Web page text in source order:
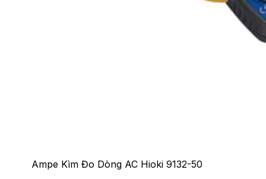
Ampe Kìm Đo Dòng AC Hioki 9132-50